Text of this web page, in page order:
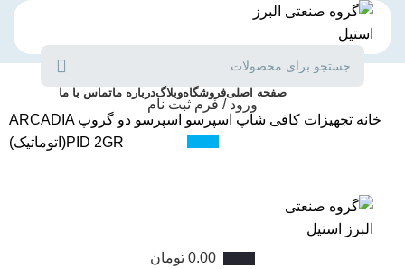
ورود / فرم ثبت نام
0.00 تومان
دسته بندی محصولات
صفحه اصلیفروشگاهوبلاگدرباره ماتماس با ما
خانه تجهیزات کافی شاپ اسپرسو
اسپرسو دو گروپ ARCADIA
PID 2GR(اتوماتیک)
ناموجود
برای بزرگنمایی کلیک کنید